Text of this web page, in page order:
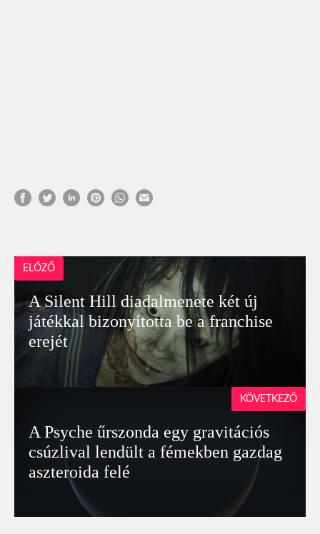
ELŐZŐ
A Silent Hill diadalmenete két új
játékkal bizonyította be a franchise
erejét
A Psyche űrszonda egy gravitációs
csúzlival lendült a fémekben gazdag
aszteroida felé
KÖVETKEZŐ